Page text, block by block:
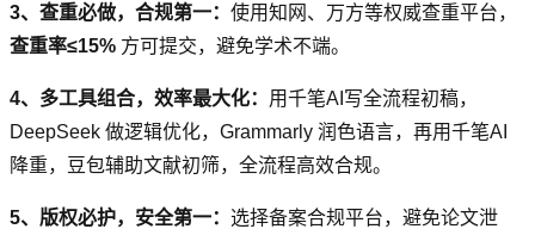
3、查重必做，合规第一： 使用知网、万方等权威查重平台，
查重率≤15% 方可提交，避免学术不端。
4、多工具组合，效率最大化： 用千笔AI写全流程初稿，
DeepSeek 做逻辑优化，Grammarly 润色语言，再用千笔AI
降重，豆包辅助文献初筛，全流程高效合规。
5、版权必护，安全第一： 选择备案合规平台，避免论文泄